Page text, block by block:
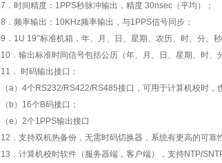
7 ．时间精度： 1PPS秒脉冲输出，精度 30nsec （平均）；
8 ．频率输出： 10KHz频率输出，与1PPS信号同步；
9 ． 1U 19”标准机箱，年、月、日、星期、农历、时、分、秒
10 ．输出标准时间信号包括公历（年、月、日、星期、时、
11 ．
时码输出接口：
（a） 4个 RS232/RS422/RS485接口，可用于计算机校时，
（ b ） 16个 B码接口；
（e ） 2个1PPS输出接口
12 ．支持双机热备份，无需时码切换器，系统有更高的可靠
13 ．计算机校时软件（服务器端，客户端），支持NTP/